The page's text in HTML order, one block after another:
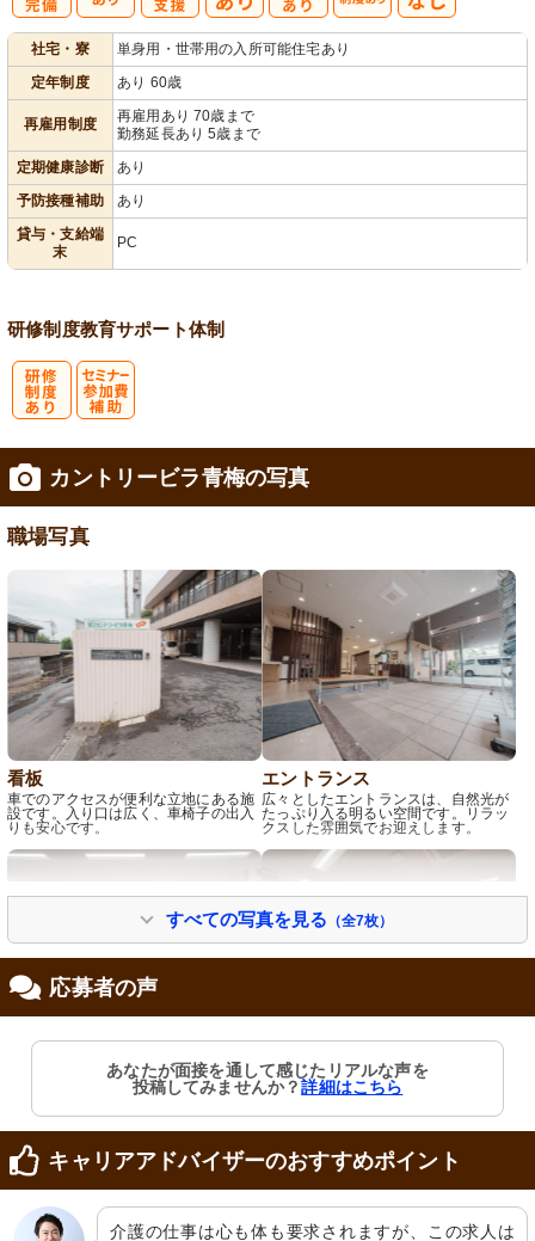
社宅・寮
単身用・世帯用の入所可能住宅あり
定年制度
あり 60歳
再雇用制度
再雇用あり 70歳まで
勤務延長あり 5歳まで
定期健康診断
あり
予防接種補助
あり
貸与・支給端
末
PC
研修制度教育サポート体制
カントリービラ青梅の写真
職場写真
看板
車でのアクセスが便利な立地にある施
設です。入り口は広く、車椅子の出入
りも安心です。
エントランス
広々としたエントランスは、自然光が
たっぷり入る明るい空間です。リラッ
クスした雰囲気でお迎えします。
広々としたスペースのキッチンです。
整理整頓された空間で働きやすさが感
じられます。
多目的室
自然光がたっぷりと入る広々とした多
目的室です。椅子やテーブルが配置さ
すべての写真を見る （全7枚）
応募者の声
あなたが面接を通して感じたリアルな声を
投稿してみませんか？詳細はこちら
キャリアアドバイザーのおすすめポイント
介護の仕事は心も体も要求されますが、この求人は